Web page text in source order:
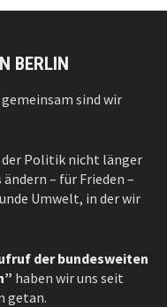
BERLIN
sind wir
Politik nicht länger
– für Frieden –
Umwelt, in der wir
der bundesweiten
haben wir uns seit
getan.